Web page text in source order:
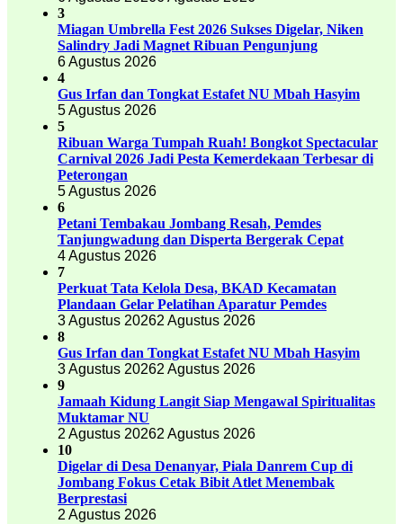
3
Miagan Umbrella Fest 2026 Sukses Digelar, Niken
Salindry Jadi Magnet Ribuan Pengunjung
6 Agustus 2026
4
Gus Irfan dan Tongkat Estafet NU Mbah Hasyim
5 Agustus 2026
5
Ribuan Warga Tumpah Ruah! Bongkot Spectacular
Carnival 2026 Jadi Pesta Kemerdekaan Terbesar di
Peterongan
5 Agustus 2026
6
Petani Tembakau Jombang Resah, Pemdes
Tanjungwadung dan Disperta Bergerak Cepat
4 Agustus 2026
7
Perkuat Tata Kelola Desa, BKAD Kecamatan
Plandaan Gelar Pelatihan Aparatur Pemdes
3 Agustus 20262 Agustus 2026
8
Gus Irfan dan Tongkat Estafet NU Mbah Hasyim
3 Agustus 20262 Agustus 2026
9
Jamaah Kidung Langit Siap Mengawal Spiritualitas
Muktamar NU
2 Agustus 20262 Agustus 2026
10
Digelar di Desa Denanyar, Piala Danrem Cup di
Jombang Fokus Cetak Bibit Atlet Menembak
Berprestasi
2 Agustus 2026